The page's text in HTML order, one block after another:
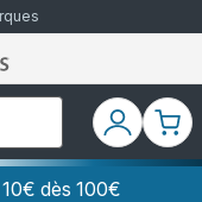
Accueil
Rowenta
Mon
compte
Mon
dès 100€